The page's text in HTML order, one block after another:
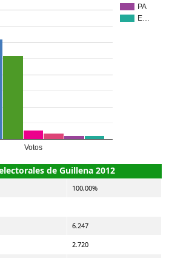
PA
E…
Votos
de Guillena 2012
100,00%
6.247
2.720